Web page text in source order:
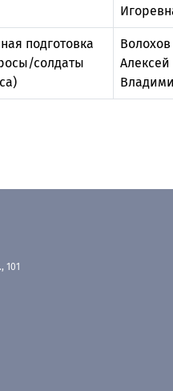
подготовка
солдаты
Волохов
Алексей
101